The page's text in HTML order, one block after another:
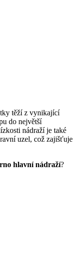
těží z vynikající
do největší
nádraží je také
uzel, což zajišťuje
hlavní nádraží?